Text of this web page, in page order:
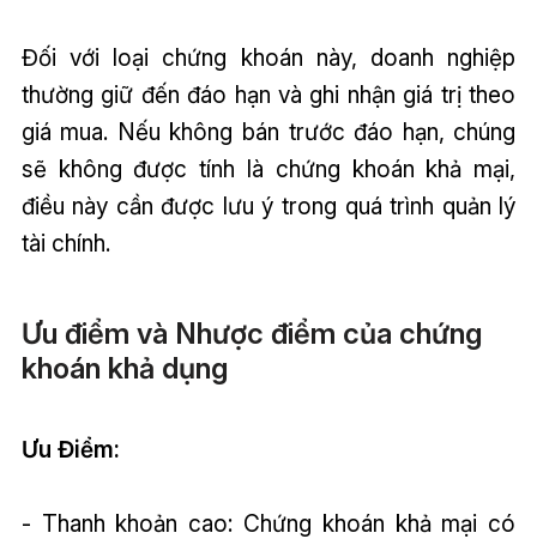
Đối với loại chứng khoán này, doanh nghiệp
thường giữ đến đáo hạn và ghi nhận giá trị theo
giá mua. Nếu không bán trước đáo hạn, chúng
sẽ không được tính là chứng khoán khả mại,
điều này cần được lưu ý trong quá trình quản lý
tài chính.
Ưu điểm và Nhược điểm của chứng
khoán khả dụng
Ưu Điểm:
- Thanh khoản cao: Chứng khoán khả mại có